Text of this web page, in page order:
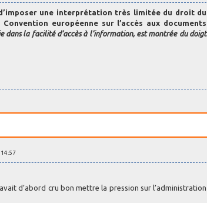
une interprétation très limitée du droit du
européenne sur l’accès aux documents
dans la facilité d’accès à l’information, est montrée du doigt
14:57
d’abord cru bon mettre la pression sur l’administration